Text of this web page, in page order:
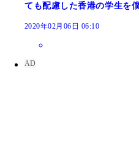
ても配慮した香港の学生を
2020年02月06日 06:10